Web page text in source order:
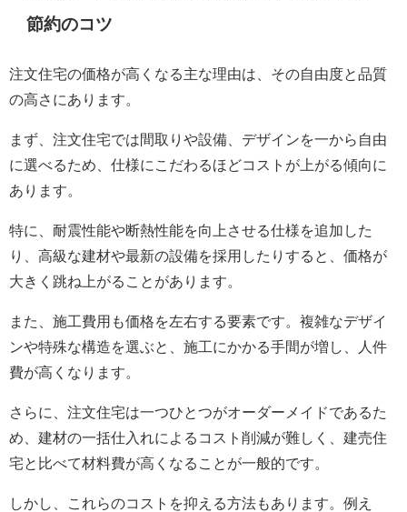
節約のコツ
注文住宅の価格が高くなる主な理由は、その自由度と品質
の高さにあります。
まず、注文住宅では間取りや設備、デザインを一から自由
に選べるため、仕様にこだわるほどコストが上がる傾向に
あります。
特に、耐震性能や断熱性能を向上させる仕様を追加した
り、高級な建材や最新の設備を採用したりすると、価格が
大きく跳ね上がることがあります。
また、施工費用も価格を左右する要素です。複雑なデザイ
ンや特殊な構造を選ぶと、施工にかかる手間が増し、人件
費が高くなります。
さらに、注文住宅は一つひとつがオーダーメイドであるた
め、建材の一括仕入れによるコスト削減が難しく、建売住
宅と比べて材料費が高くなることが一般的です。
しかし、これらのコストを抑える方法もあります。例え